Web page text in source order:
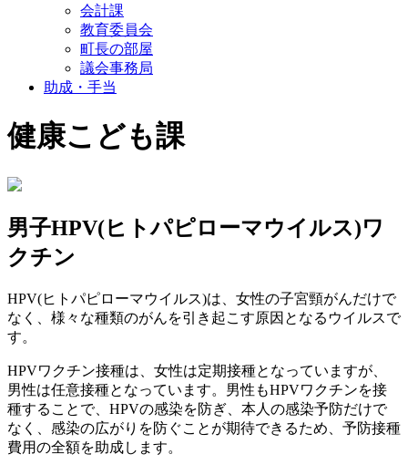
会計課
教育委員会
町長の部屋
議会事務局
助成・手当
健康こども課
男子HPV(ヒトパピローマウイルス)ワ
クチン
HPV(ヒトパピローマウイルス)は、女性の子宮頸がんだけで
なく、様々な種類のがんを引き起こす原因となるウイルスで
す。
HPVワクチン接種は、女性は定期接種となっていますが、
男性は任意接種となっています。男性もHPVワクチンを接
種することで、 HPVの感染を防ぎ、本人の感染予防だけで
なく、感染の広がりを防ぐことが期待できるため、予防接種
費用の全額を助成します。